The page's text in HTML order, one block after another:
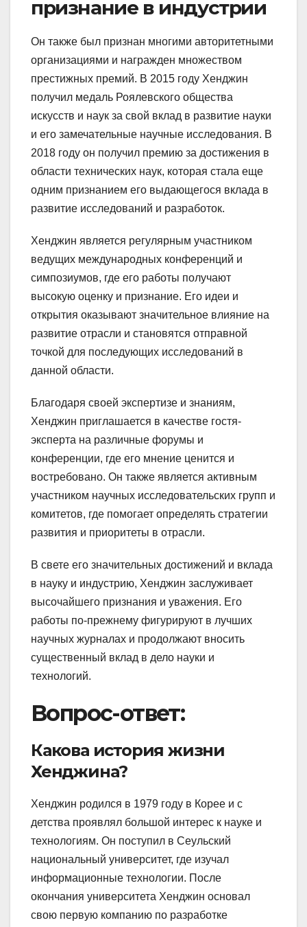
признание в индустрии
Он также был признан многими авторитетными
организациями и награжден множеством
престижных премий. В 2015 году Хенджин
получил медаль Роялевского общества
искусств и наук за свой вклад в развитие науки
и его замечательные научные исследования. В
2018 году он получил премию за достижения в
области технических наук, которая стала еще
одним признанием его выдающегося вклада в
развитие исследований и разработок.
Хенджин является регулярным участником
ведущих международных конференций и
симпозиумов, где его работы получают
высокую оценку и признание. Его идеи и
открытия оказывают значительное влияние на
развитие отрасли и становятся отправной
точкой для последующих исследований в
данной области.
Благодаря своей экспертизе и знаниям,
Хенджин приглашается в качестве гостя-
эксперта на различные форумы и
конференции, где его мнение ценится и
востребовано. Он также является активным
участником научных исследовательских групп и
комитетов, где помогает определять стратегии
развития и приоритеты в отрасли.
В свете его значительных достижений и вклада
в науку и индустрию, Хенджин заслуживает
высочайшего признания и уважения. Его
работы по-прежнему фигурируют в лучших
научных журналах и продолжают вносить
существенный вклад в дело науки и
технологий.
Вопрос-ответ:
Какова история жизни
Хенджина?
Хенджин родился в 1979 году в Корее и с
детства проявлял большой интерес к науке и
технологиям. Он поступил в Сеульский
национальный университет, где изучал
информационные технологии. После
окончания университета Хенджин основал
свою первую компанию по разработке